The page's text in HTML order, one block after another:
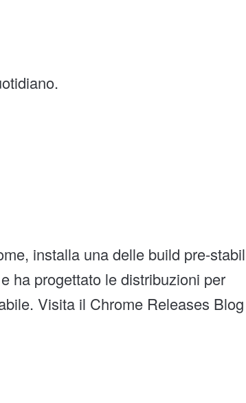
installa una delle build pre-
ha progettato le distribuzioni per
Visita il Chrome Releases